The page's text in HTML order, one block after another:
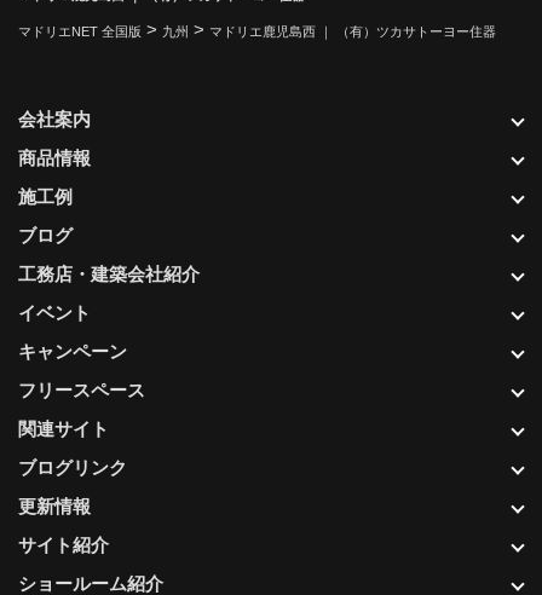
マドリエNET 全国版 > 九州 > マドリエ鹿児島西 ｜ （有）ツカサトーヨー住器
更新情報
サイト紹介
ショールーム紹介
会社案内
商品情報
施工例
ブログ
工務店・建築会社紹介
イベント
キャンペーン
フリースペース
関連サイト
ブログリンク